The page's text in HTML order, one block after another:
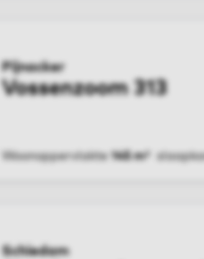
Vossenzoom 313
Pijnacker
Woonoppervlakte 145 m²
Schiedam